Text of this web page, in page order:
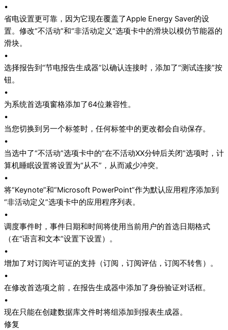
•
省电设置更可靠，因为它现在覆盖了Apple Energy Saver的设
置。修改“不活动”和“非活动定义”选项卡中的滑块以模仿节能器的
滑块。
•
选择报告到“节电报告生成器”以确认连接时，添加了“测试连接”按
钮。
•
为系统首选项窗格添加了64位兼容性。
•
当您切换到另一个标签时，任何标签中的更改都会自动保存。
•
当选中了“不活动”选项卡中的“在不活动XX分钟后关闭”选项时，计
算机睡眠设置将设置为“从不”，从而减少冲突。
•
将“Keynote”和“Microsoft PowerPoint”作为默认应用程序添加到
“非活动定义”选项卡中的应用程序列表。
•
调度事件时，事件日期和时间将使用当前用户的首选日期格式
（在“语言和文本”设置下设置）。
•
增加了对订阅许可证的支持（订阅，订阅评估，订阅不转售）。
•
在修改首选项之前，在报告生成器中添加了身份验证对话框。
•
现在只能在创建数据库文件时将组添加到报表生成器。
修复